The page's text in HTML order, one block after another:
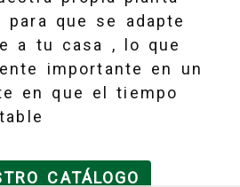
para que se adapte
a tu casa , lo que
importante en un
en que el tiempo
CATÁLOGO